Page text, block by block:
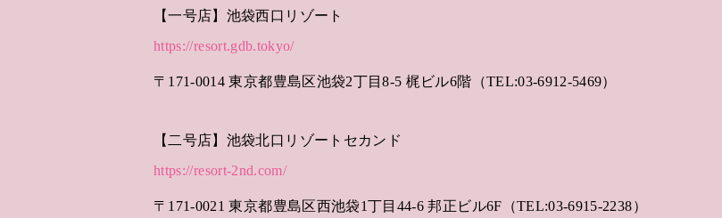
【一号店】池袋西口リゾート
https://resort.gdb.tokyo/
〒171-0014 東京都豊島区池袋2丁目8-5 梶ビル6階（TEL:03-6912-5469）
【二号店】池袋北口リゾートセカンド
https://resort-2nd.com/
〒171-0021 東京都豊島区西池袋1丁目44-6 邦正ビル6F（TEL:03-6915-2238）